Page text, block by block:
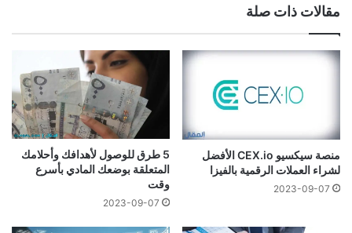
مقالات ذات صلة
منصة سيكسيو CEX.io الأفضل
لشراء العملات الرقمية بالفيزا
2023-09-07
5 طرق للوصول لأهدافك وأحلامك
المتعلقة بوضعك المادي بأسرع
وقت
2023-09-07